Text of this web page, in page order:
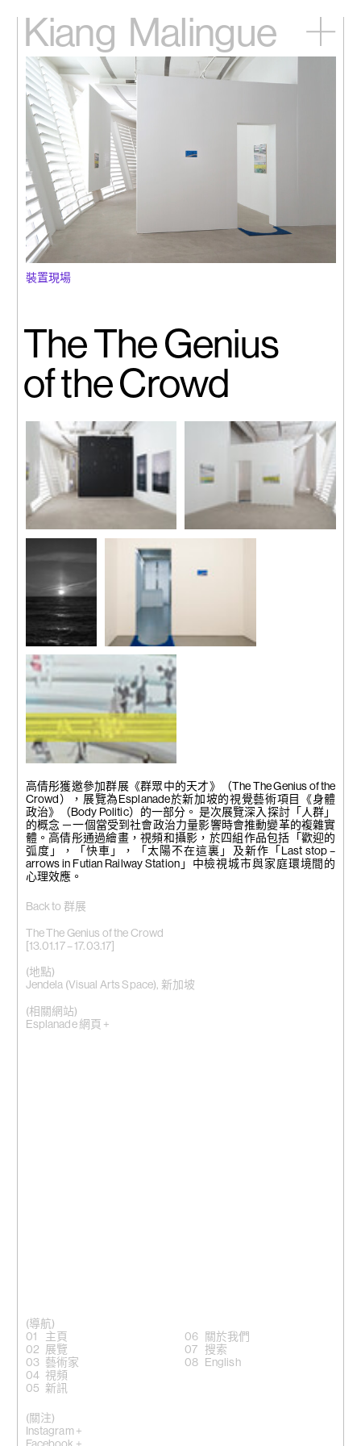
Kiang Malingue
主頁
展覽
藝術家
視頻
新訊
關於我們
English
Back to 群展
The The Genius of the Crowd
[13.01.17 – 17.03.17]
(地點)
Jendela (Visual Arts Space), 新加坡
(相關網站)
Esplanade 網頁 +
高倩彤獲邀參加群展《群眾中的天才》（The The Genius of the
Crowd），展覽為Esplanade於新加坡的視覺藝術項目《身體
政治》（Body Politic）的一部分。 是次展覽深入探討「人群」
的概念 －一個當受到社會政治力量影響時會推動變革的複雜實
體。高倩彤通過繪畫，視頻和攝影，於四組作品包括「歡迎的
弧度」，「快車」，「太陽不在這裏」及新作「 Last stop –
arrows in Futian Railway Station」中檢視城市與家庭環境間的
心理效應。
The The Genius
of the Crowd
裝置現場
裝置現場 裝置現場
《太陽不在這
裏 (4) 》
2015
印
184 x 128 厘米
《歡迎的弧度》
電線膠布、收藏級噴墨打印、
膠地墊
23 x 13 厘米, 86 厘米 x 58 厘米
裝置現場，馬凌畫廊（香港）
2015
塑膠彩、和紙膠帶、收藏級噴
墨打印
79 x 84 厘米
(導航)
主頁
展覽
藝術家
視頻
新訊
關於我們
搜索
English
(關注)
Instagram +